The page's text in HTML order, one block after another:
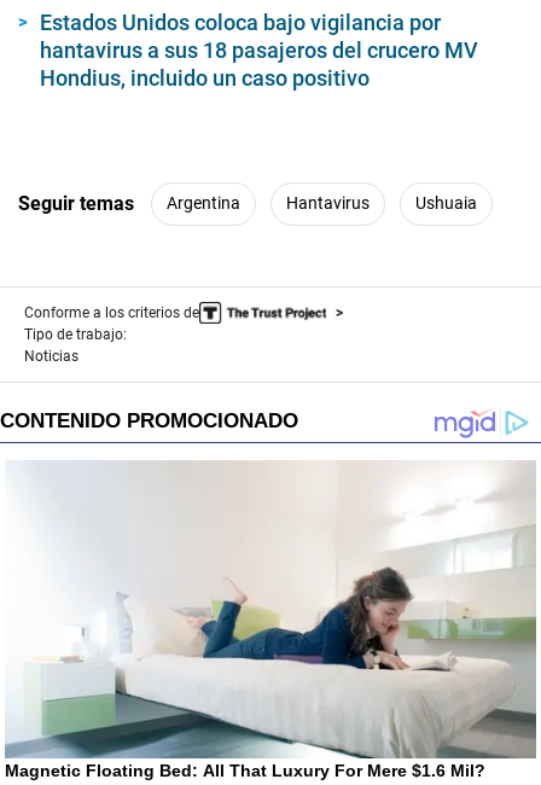
Estados Unidos coloca bajo vigilancia por
hantavirus a sus 18 pasajeros del crucero MV
Hondius, incluido un caso positivo
Seguir temas Argentina Hantavirus Ushuaia
Conforme a los criterios de
Tipo de trabajo:
Noticias